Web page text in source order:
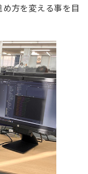
方を変える事を目